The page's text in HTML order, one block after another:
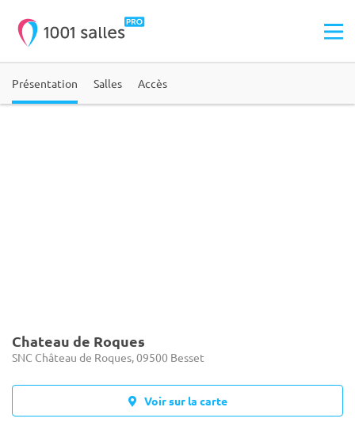
Présentation Salles Accès
Chateau de Roques
SNC Château de Roques, 09500 Besset
Voir sur la carte